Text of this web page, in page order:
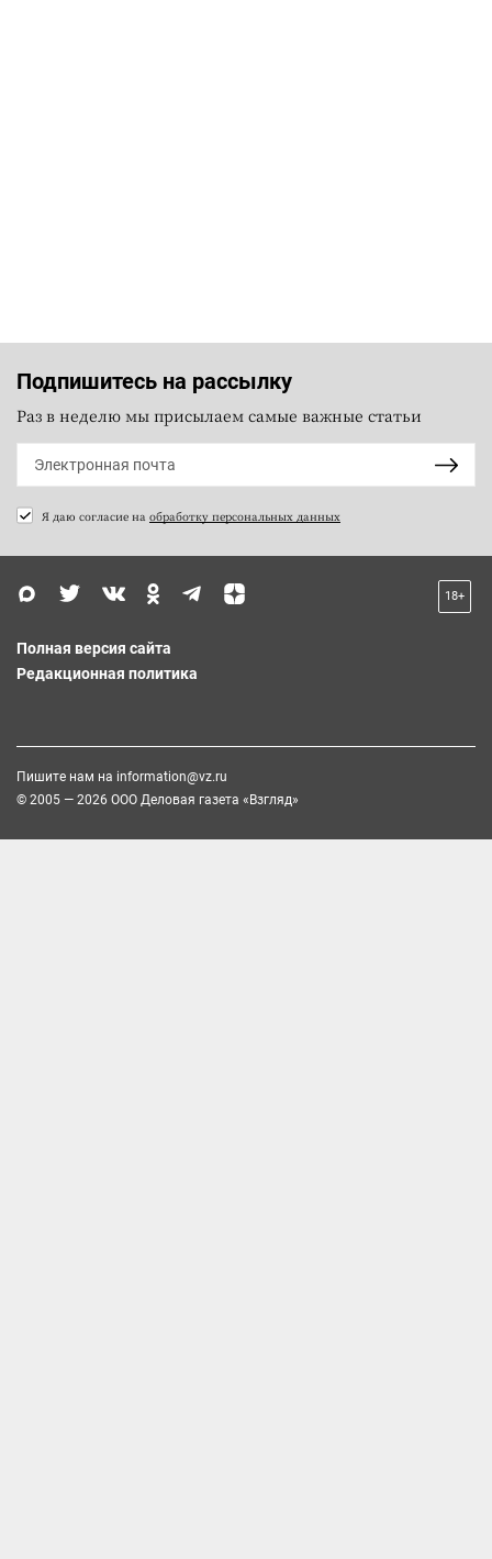
Подпишитесь на рассылку
Раз в неделю мы присылаем самые важные статьи
Я даю согласие на обработку персональных данных
18+
Полная версия сайта
Редакционная политика
Пишите нам на information@vz.ru
© 2005 — 2026 ООО Деловая газета «Взгляд»